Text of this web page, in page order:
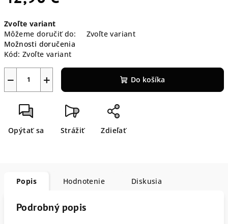
cena:
Zvoľte variant
Môžeme doručiť do:
Zvoľte variant
Možnosti doručenia
Kód: Zvoľte variant
+
− Do košíka
Opýtať sa Strážiť Zdieľať
Popis Hodnotenie Diskusia
Podrobný popis